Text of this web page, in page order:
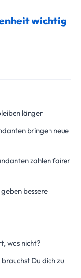
wichtig
länger
bringen neue
zahlen fairer
bessere
was nicht?
brauchst Du dich zu